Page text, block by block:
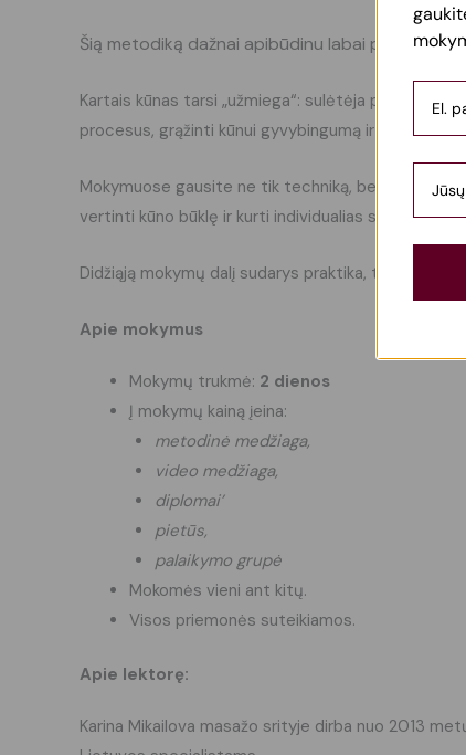
Šią metodiką dažnai apibūdinu labai paprastai –
Kartais kūnas tarsi „užmiega“: sulėtėja procesai,
procesus, grąžinti kūnui gyvybingumą ir padėti
Mokymuose gausite ne tik techniką, bet ir labai
vertinti kūno būklę ir kurti individualias strategijas
Didžiąją mokymų dalį sudarys praktika, todėl
Apie mokymus
Mokymų trukmė: 2 dienos
Į mokymų kainą įeina:
metodinė medžiaga,
video medžiaga,
diplomai’
pietūs,
palaikymo grupė
Mokomės vieni ant kitų.
Visos priemonės suteikiamos.
Apie lektorę:
Karina Mikailova masažo srityje dirba nuo 2013